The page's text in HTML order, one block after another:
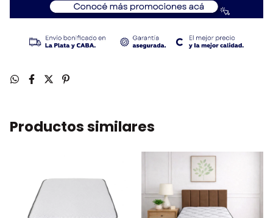
Productos similares